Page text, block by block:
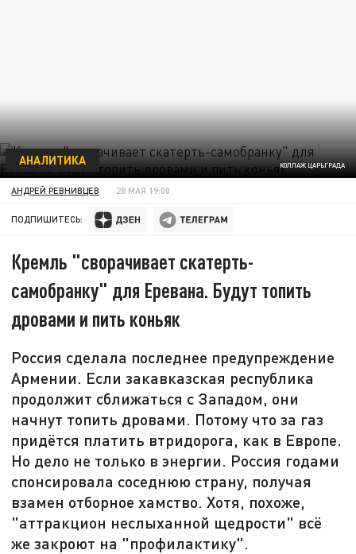
КОЛЛАЖ ЦАРЬГРАДА
АНАЛИТИКА
АНДРЕЙ РЕВНИВЦЕВ 28 МАЯ 19:00
ПОДПИШИТЕСЬ:
Кремль "сворачивает скатерть-
самобранку" для Еревана. Будут топить
дровами и пить коньяк
Россия сделала последнее предупреждение
Армении. Если закавказская республика
продолжит сближаться с Западом, они
начнут топить дровами. Потому что за газ
придётся платить втридорога, как в Европе.
Но дело не только в энергии. Россия годами
спонсировала соседнюю страну, получая
взамен отборное хамство. Хотя, похоже,
"аттракцион неслыханной щедрости" всё
же закроют на "профилактику".